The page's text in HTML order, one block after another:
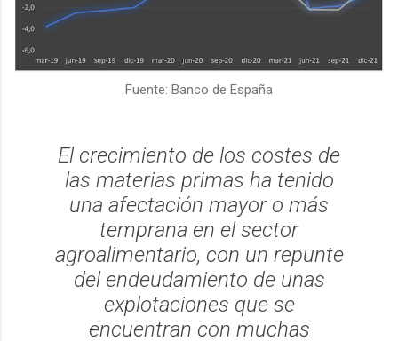
Fuente: Banco de España
El crecimiento de los costes de
las materias primas ha tenido
una afectación mayor o más
temprana en el sector
agroalimentario, con un repunte
del endeudamiento de unas
explotaciones que se
encuentran con muchas